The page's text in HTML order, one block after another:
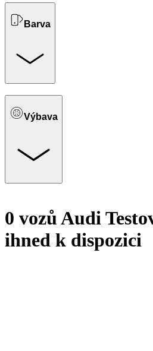
Barva
Výbava
0 vozů Audi
ihned k dispozici